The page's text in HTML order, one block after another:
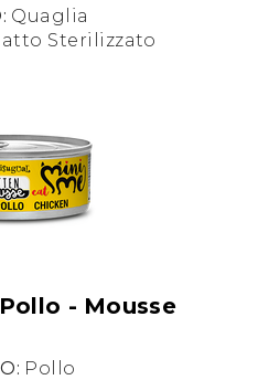
Quaglia
Sterilizzato
- Mousse
Pollo